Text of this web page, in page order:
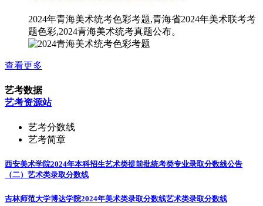
2024年青海美术统考色彩考题,青海省2024年美术联考考
题色彩,2024青海美术统考真题公布。
查看更多
艺考数据
艺考资源站
艺考分数线
艺考简章
西安美术学院2024年本科招生艺术类提前批统考类专业录取分数线公告
（二） 艺术类录取分数线
吉林师范大学博达学院2024年美术类录取分数线艺术类录取分数线